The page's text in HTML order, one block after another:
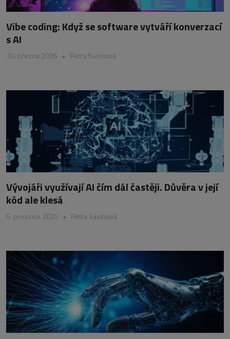
Vibe coding: Když se software vytváří konverzací
s AI
30. března 2026 • Petra Sasínová
Vývojáři využívají AI čím dál častěji. Důvěra v její
kód ale klesá
6. prosince 2025 • Petra Sasínová